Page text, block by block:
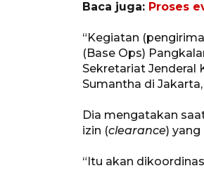
Baca juga: Proses
“Kegiatan
(Base Ops)
Sekretariat Jenderal
Sumantha di
Dia mengatakan
izin (clearance) yang
“Itu akan